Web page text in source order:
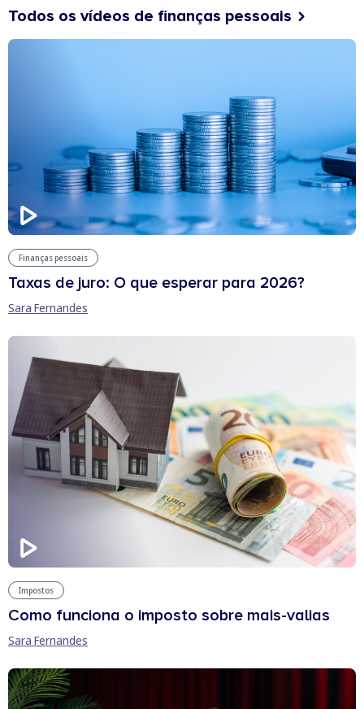
Todos os vídeos de finanças pessoais
Finanças pessoais
Taxas de juro: O que esperar para 2026?
Sara Fernandes
Impostos
Como funciona o imposto sobre mais-valias
Sara Fernandes